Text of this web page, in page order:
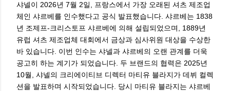
샤넬이 2026년 7월 2일, 프랑스에서 가장 오래된 셔츠 제조업
체인 샤르베를 인수했다고 공식 발표했습니다. 샤르베는 1838
년 조제프-크리스토프 샤르베에 의해 설립되었으며, 1889년
유럽 셔츠 제조업체 대회에서 금상과 심사위원 대상을 수상한
바 있습니다. 이번 인수는 샤넬과 샤르베의 오랜 관계를 더욱
공고히 하는 계기가 되었습니다. 두 브랜드의 협력은 2025년
10월, 샤넬의 크리에이티브 디렉터 마티유 블라지가 데뷔 컬렉
션을 발표하며 시작되었습니다. 당시 마티유 블라지는 샤르베